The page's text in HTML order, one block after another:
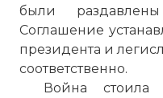
были
Соглашение
президента и
соответственно.
Война стоила